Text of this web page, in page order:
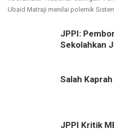
Ubaid Matraji menilai polemik
JPPI:
Sekolahkan
Salah
JPPI Kritik